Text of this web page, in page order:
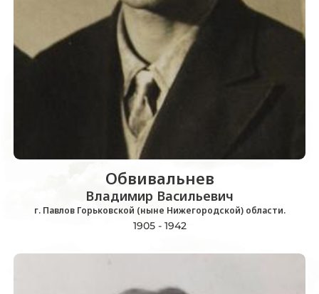
Обвивальнев
Владимир Васильевич
г. Павлов Горьковской (ныне Нижегородской) области.
1905 - 1942